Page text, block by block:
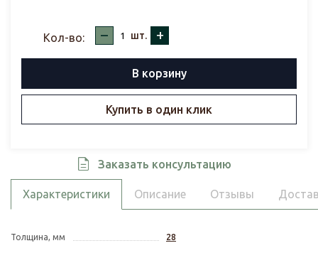
Кол-во: – шт. +
В корзину
Купить в один клик
Заказать консультацию
Характеристики Описание Отзывы
Толщина, мм 28